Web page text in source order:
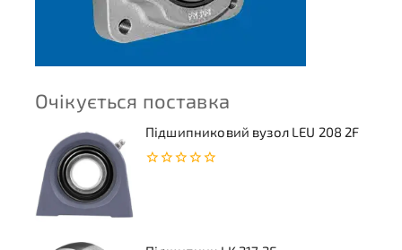
Очікується поставка
Підшипниковий вузол LEU 208 2F